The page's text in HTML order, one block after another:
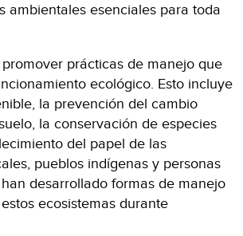
ambientales esenciales para toda
prácticas de manejo que
ecológico. Esto incluye
la prevención del cambio
la conservación de especies
del papel de las
pueblos indígenas y personas
desarrollado formas de manejo
ecosistemas durante